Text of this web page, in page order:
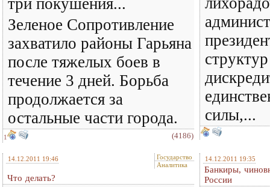
три покушения...
Зеленое Cопротивление
захватило районы Гарьяна
после тяжелых боев в
течение 3 дней. Борьба
продолжается за
остальные части города.
1 (4186)
силы,...
14.12.2011 19:46
Государство
Аналитика
Что делать?
14.12.2011 19:35
Банкиры,
России